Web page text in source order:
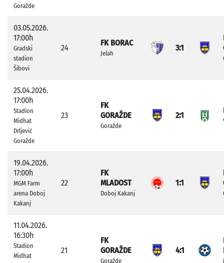
Goražde
03.05.2026.
17:00h
Gradski
stadion
Šibovi
24
FK BORAC
Jelah
3:1
25.04.2026.
17:00h
Stadion
Midhat
Drljević
Goražde
23
FK
GORAŽDE
Goražde
2:1
19.04.2026.
17:00h
MGM Farm
arena Doboj
Kakanj
22
FK
MLADOST
Doboj Kakanj
1:1
11.04.2026.
16:30h
Stadion
Midhat
21
FK
GORAŽDE
Goražde
4:1